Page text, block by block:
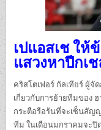
เปแอสเช ให้
แสวงหาปีกเ
คริสโตเฟอร์ กัลเทียร์ ผู้จั
เกี่ยวกับการย้ายทีมของ
กระตือรือร้นที่จะเซ็นสัญ
ทีม ในเดือนมกราคมจะปิ